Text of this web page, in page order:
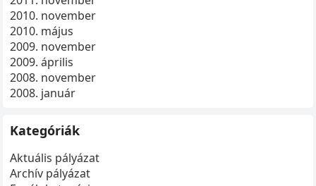
2010. november
2010. május
2009. november
2009. április
2008. november
2008. január
Kategóriák
Aktuális pályázat
Archív pályázat